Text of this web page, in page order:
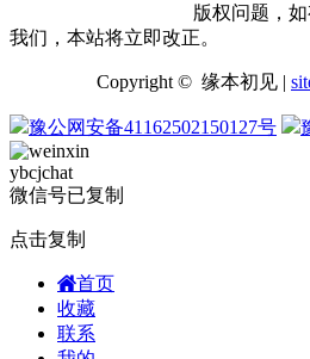
版权问题，
我们，本站将立即改正。
Copyright © 缘本初见 |
豫公网安备41162502150127号
ybcjchat
微信号已复制
点击复制
首页
收藏
联系